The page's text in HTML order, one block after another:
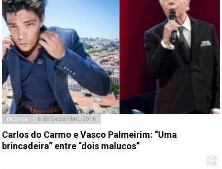
música 6 de Dezembro, 2016
Carlos do Carmo e Vasco Palmeirim: “Uma
brincadeira” entre “dois malucos”